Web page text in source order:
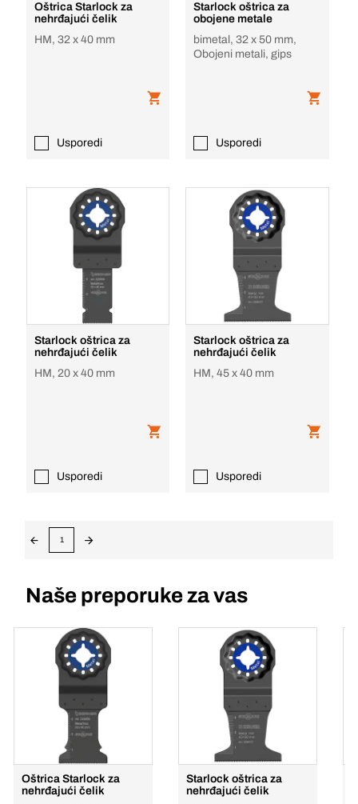
Oštrica Starlock za
nehrđajući čelik
HM, 32 x 40 mm
Usporedi
Starlock oštrica za
obojene metale
bimetal, 32 x 50 mm,
Obojeni metali, gips
Usporedi
Starlock oštrica za
nehrđajući čelik
HM, 20 x 40 mm
Usporedi
Starlock oštrica za
nehrđajući čelik
HM, 45 x 40 mm
Usporedi
1
Naše preporuke za vas
Oštrica Starlock za
nehrđajući čelik
Starlock oštrica za
nehrđajući čelik